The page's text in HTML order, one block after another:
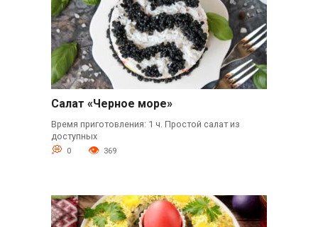
Салат «Черное море»
Время приготовления: 1 ч. Простой салат из
доступных
0 369